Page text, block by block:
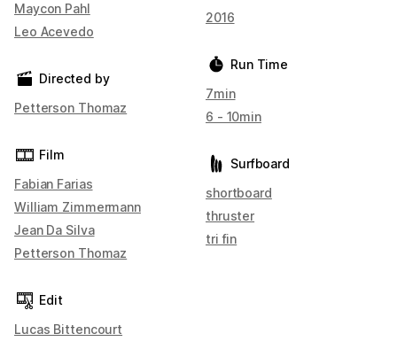
Maycon Pahl
Leo Acevedo
Directed by
Petterson Thomaz
Film
Fabian Farias
William Zimmermann
Jean Da Silva
Petterson Thomaz
Edit
Lucas Bittencourt
2016
Run Time
7min
6 - 10min
Surfboard
shortboard
thruster
tri fin